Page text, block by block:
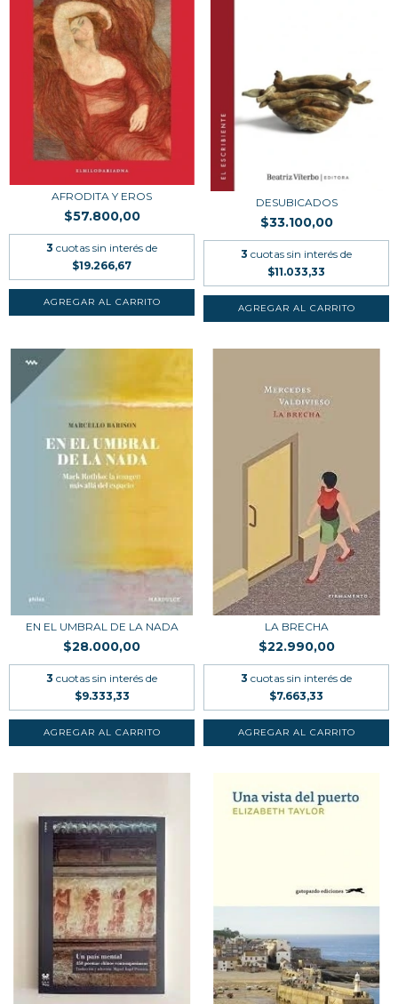
AFRODITA Y EROS
$57.800,00
3 cuotas sin interés de
$19.266,67
DESUBICADOS
$33.100,00
3 cuotas sin interés de
$11.033,33
EN EL UMBRAL DE LA NADA
$28.000,00
3 cuotas sin interés de
$9.333,33
LA BRECHA
$22.990,00
3 cuotas sin interés de
$7.663,33